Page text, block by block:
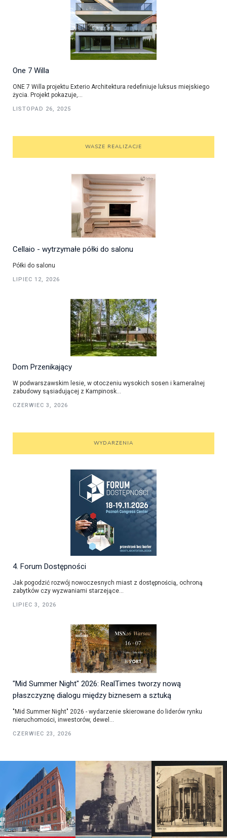
One 7 Willa
ONE 7 Willa projektu Exterio Architektura redefiniuje luksus miejskiego
życia. Projekt pokazuje,...
LISTOPAD 26, 2025
WASZE REALIZACJE
Cellaio - wytrzymałe półki do salonu
Półki do salonu
LIPIEC 12, 2026
Dom Przenikający
W podwarszawskim lesie, w otoczeniu wysokich sosen i kameralnej
zabudowy sąsiadującej z Kampinosk...
CZERWIEC 3, 2026
WYDARZENIA
4. Forum Dostępności
Jak pogodzić rozwój nowoczesnych miast z dostępnością, ochroną
zabytków czy wyzwaniami starzejące...
LIPIEC 3, 2026
"Mid Summer Night" 2026: RealTimes tworzy nową
płaszczyznę dialogu między biznesem a sztuką
"Mid Summer Night" 2026 - wydarzenie skierowane do liderów rynku
nieruchomości, inwestorów, dewel...
CZERWIEC 23, 2026